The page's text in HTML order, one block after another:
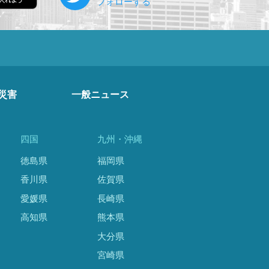
害 一般ニュース
四国
徳島県
香川県
愛媛県
高知県
九州・沖縄
福岡県
佐賀県
長崎県
熊本県
大分県
宮崎県